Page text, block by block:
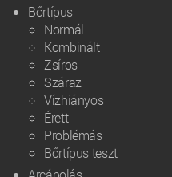
Bőrtípus
Normál
Kombinált
Zsíros
Száraz
Vízhiányos
Érett
Problémás
Bőrtípus teszt